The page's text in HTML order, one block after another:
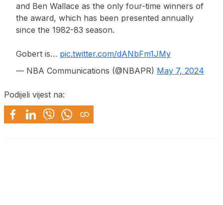
and Ben Wallace as the only four-time winners of
the award, which has been presented annually
since the 1982-83 season.
Gobert is… pic.twitter.com/dANbFm1JMy
— NBA Communications (@NBAPR) May 7, 2024
Podijeli vijest na: